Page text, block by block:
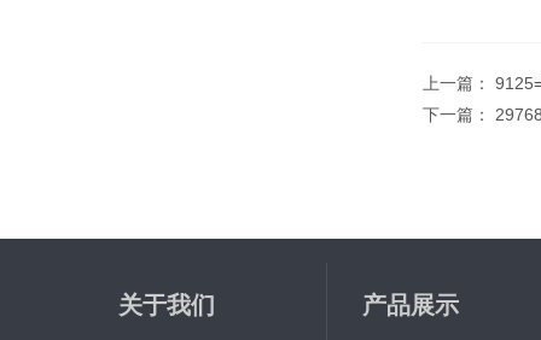
上一篇：
下一篇：
关于我们 产品展示